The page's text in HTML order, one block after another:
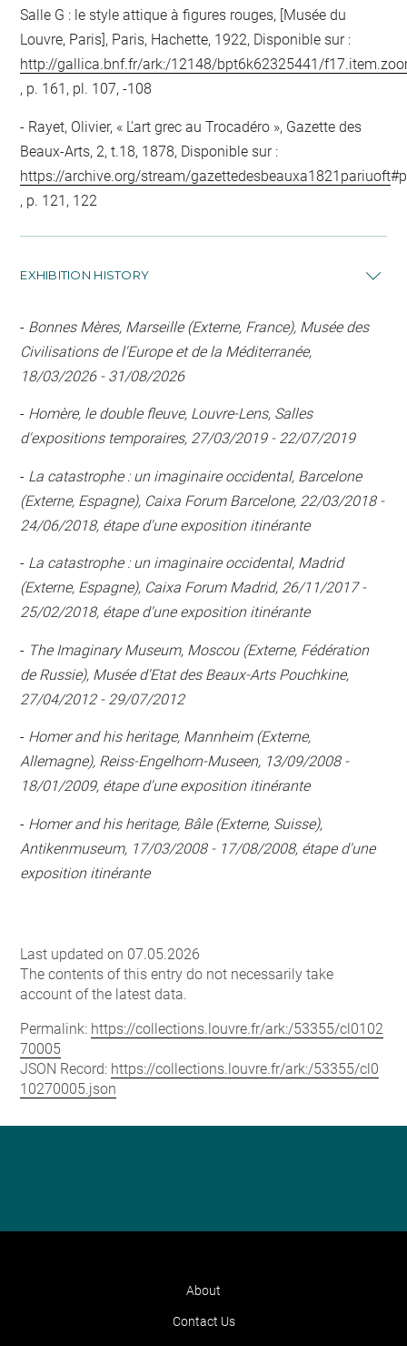
Salle G : le style attique à figures rouges, [Musée du
Louvre, Paris], Paris, Hachette, 1922, Disponible sur :
http://gallica.bnf.fr/ark:/12148/bpt6k62325441/
, p. 161, pl. 107, -108
Rayet, Olivier, « L'art grec au Trocadéro », Gazette des
Beaux-Arts, 2, t.18, 1878, Disponible sur :
https://archive.org/stream/gazettedesbeauxa1821pariuoft
, p. 121, 122
EXHIBITION HISTORY
- Bonnes Mères, Marseille (Externe, France), Musée des
Civilisations de l'Europe et de la Méditerranée,
18/03/2026 - 31/08/2026
- Homère, le double fleuve, Louvre-Lens, Salles
d'expositions temporaires, 27/03/2019 - 22/07/2019
- La catastrophe : un imaginaire occidental, Barcelone
(Externe, Espagne), Caixa Forum Barcelone, 22/03/2018 -
24/06/2018, étape d'une exposition itinérante
- La catastrophe : un imaginaire occidental, Madrid
(Externe, Espagne), Caixa Forum Madrid, 26/11/2017 -
25/02/2018, étape d'une exposition itinérante
- The Imaginary Museum, Moscou (Externe, Fédération
de Russie), Musée d'Etat des Beaux-Arts Pouchkine,
27/04/2012 - 29/07/2012
- Homer and his heritage, Mannheim (Externe,
Allemagne), Reiss-Engelhorn-Museen, 13/09/2008 -
18/01/2009, étape d'une exposition itinérante
- Homer and his heritage, Bâle (Externe, Suisse),
Antikenmuseum, 17/03/2008 - 17/08/2008, étape d'une
exposition itinérante
Last updated on 07.05.2026
The contents of this entry do not necessarily take
account of the latest data.
Permalink: https://collections.louvre.fr/ark:/53355/cl0102
70005
JSON Record: https://collections.louvre.fr/ark:/53355/cl0
10270005.json
About
Contact Us